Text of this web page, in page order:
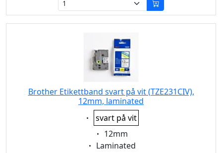
Brother Etikettband svart på vit (TZE231CIV),
12mm, laminated
Eigenschaft:
svart på vit
Eigenschaft:
12mm
Eigenschaft:
Laminated